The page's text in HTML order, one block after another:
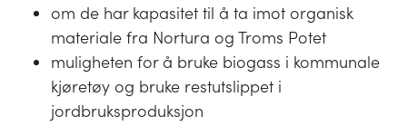
om de har kapasitet til å ta imot organisk
materiale fra Nortura og Troms Potet
muligheten for å bruke biogass i kommunale
kjøretøy og bruke restutslippet i
jordbruksproduksjon